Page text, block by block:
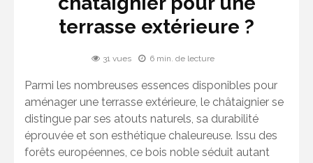
terrasse extérieure ?
31 vues 6 min. de lecture
Parmi les nombreuses essences disponibles pour
aménager une terrasse extérieure, le châtaignier se
distingue par ses atouts naturels, sa durabilité
éprouvée et son esthétique chaleureuse. Issu des
forêts européennes, ce bois noble séduit autant